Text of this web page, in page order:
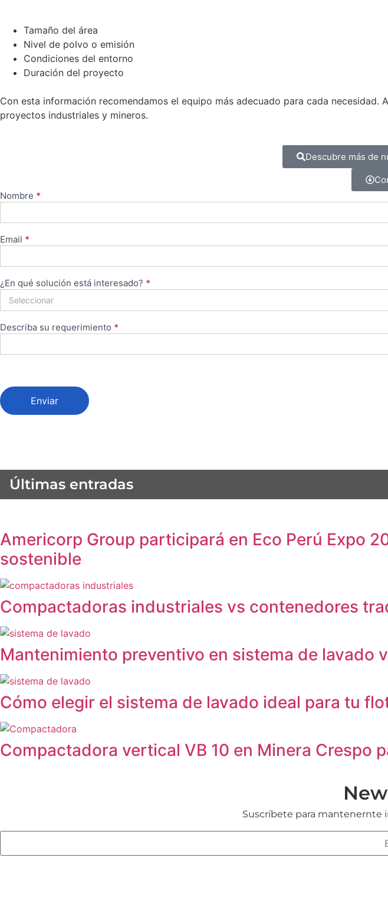
Tamaño del área
Nivel de polvo o emisión
Condiciones del entorno
Duración del proyecto
Con esta información recomendamos el equipo más adecuado para cada
proyectos industriales y mineros.
Descubre más de
Cotizar
Nombre *
Email *
¿En qué solución está interesado? *
Describa su requerimiento *
Enviar
Últimas entradas
Americorp Group participará en Eco Perú Expo
sostenible
Compactadoras industriales vs contenedores
Mantenimiento preventivo en sistema de lavado
Cómo elegir el sistema de lavado ideal para tu
Compactadora vertical VB 10 en Minera Crespo
Suscríbete para mantenernte